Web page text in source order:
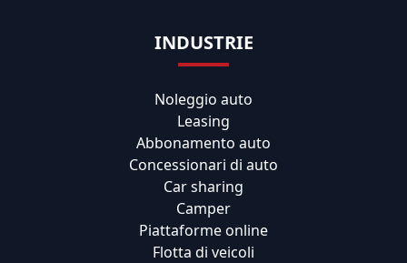
INDUSTRIE
Noleggio auto
Leasing
Abbonamento auto
Concessionari di auto
Car sharing
Camper
Piattaforme online
Flotta di veicoli